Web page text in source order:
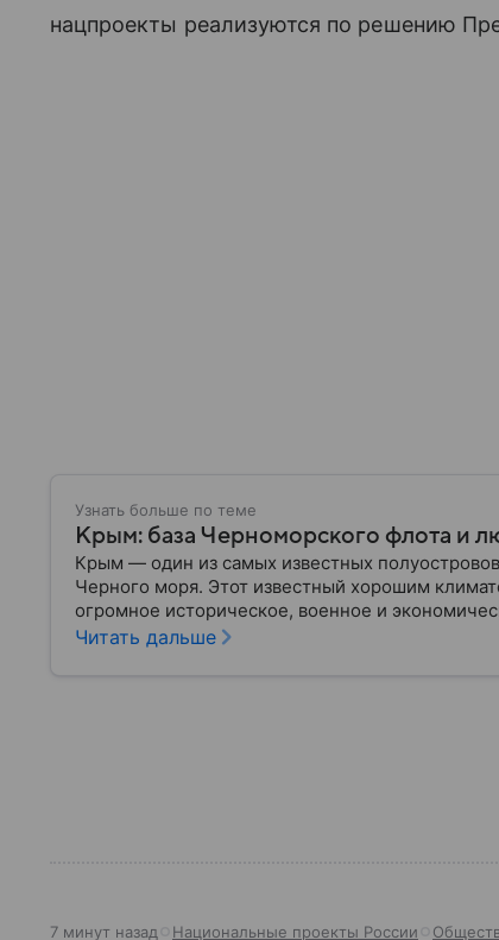
нацпроекты реализуются по решению
Узнать больше по теме
Крым: база Черноморского флота и
Крым — один из самых известных
Черного моря. Этот известный хорошим
огромное историческое, военное и
переходил от одного государства к другому, а
Читать дальше
7 минут назад Национальные проекты России